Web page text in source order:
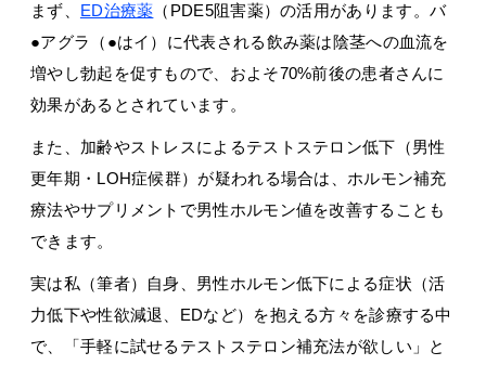
まず、 ED治療薬 （PDE5阻害薬）の活用があります。バ
●アグラ（●はイ）に代表される飲み薬は陰茎への血流を
増やし勃起を促すもので、およそ70%前後の患者さんに
効果があるとされています。
また、加齢やストレスによるテストステロン低下（男性
更年期・LOH症候群）が疑われる場合は、ホルモン補充
療法やサプリメントで男性ホルモン値を改善することも
できます。
実は私（筆者）自身、男性ホルモン低下による症状（活
力低下や性欲減退、EDなど）を抱える方々を診療する中
で、「手軽に試せるテストステロン補充法が欲しい」と